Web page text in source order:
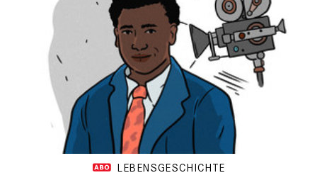
LEBENSGESCHICHTE